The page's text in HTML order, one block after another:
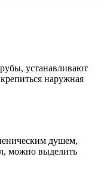
устанавливают
наружная
душем,
можно выделить